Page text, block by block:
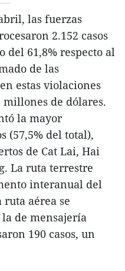
las fuerzas
2.152 casos
61,8% respecto al
de las
estas violaciones
millones de dólares.
la mayor
(57,5% del total),
de Cat Lai, Hai
La ruta terrestre
interanual del
aérea se
la de mensajería
190 casos, un